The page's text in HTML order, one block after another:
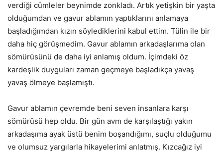
verdiği cümleler beynimde zonkladı. Artık yetişkin bir yaşta
olduğumdan ve gavur ablamın yaptıklarını anlamaya
başladığımdan kızın söylediklerini kabul ettim. Tülin ile bir
daha hiç görüşmedim. Gavur ablamın arkadaşlarıma olan
sömürüsünü de daha iyi anlamış oldum. İçimdeki öz
kardeşlik duyguları zaman geçmeye başladıkça yavaş
yavaş ölmeye başlamıştı.
Gavur ablamın çevremde beni seven insanlara karşı
sömürüsü hep oldu. Bir gün avm de karşılaştığı yakın
arkadaşıma ayak üstü benim boşandığımı, suçlu olduğumu
ve olumsuz yargılarla hikayelerimi anlatmış. Kızcağız iyi